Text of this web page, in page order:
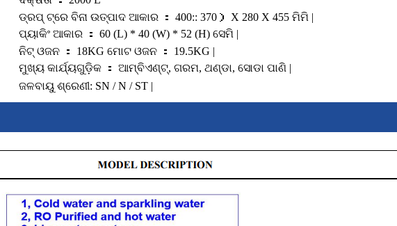
ଡ୍ରପ୍ ଟ୍ରେ ବିନା ଉତ୍ପାଦ ଆକାର ： 400:: 370） X 280 X 455 ମିମି |
ପ୍ୟାକିଂ ଆକାର ： 60 (L) * 40 (W) * 52 (H) ସେମି |
ନିଟ୍ ଓଜନ ： 18KG ମୋଟ ଓଜନ ： 19.5KG |
ମୁଖ୍ୟ କାର୍ଯ୍ୟଗୁଡ଼ିକ ： ଆମ୍ବିଏଣ୍ଟ୍, ଗରମ, ଥଣ୍ଡା, ସୋଡା ପାଣି |
ଜଳବାୟୁ ଶ୍ରେଣୀ: SN / N / ST |